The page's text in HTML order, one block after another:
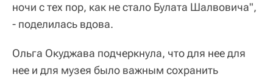
ночи с тех пор, как не стало Булата Шалвовича",
- поделилась вдова.
Ольга Окуджава подчеркнула, что для нее для
нее и для музея было важным сохранить